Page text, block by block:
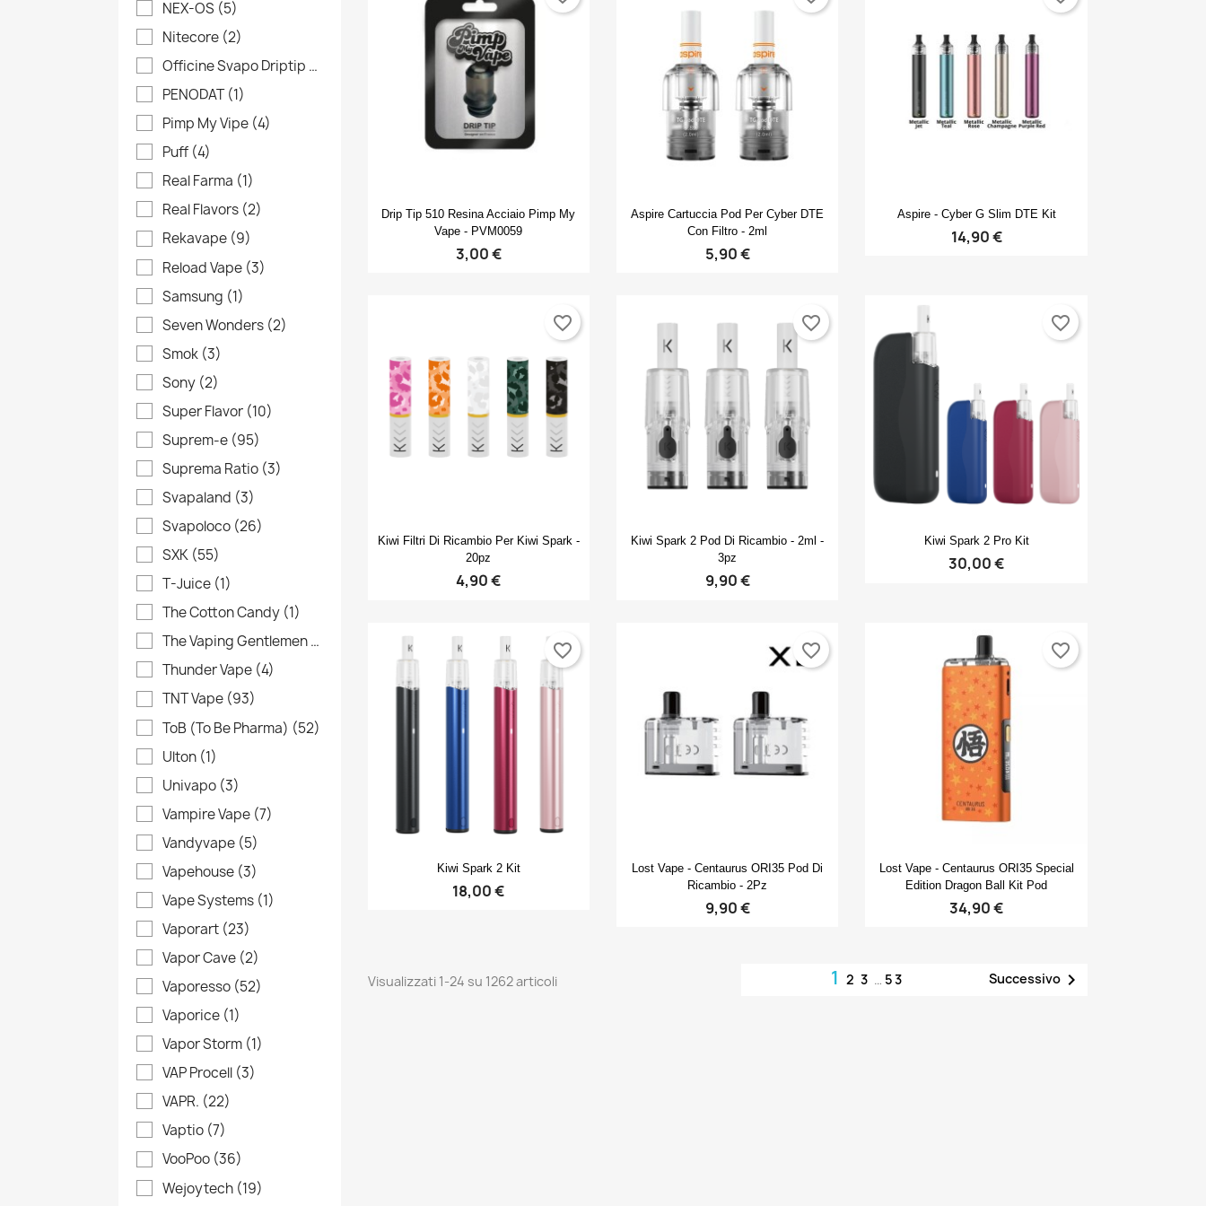
Create new list
Crea lista dei desideri
((cancelText)) Annulla Accedi
NEX-OS (5)
Nitecore (2)
Officine Svapo Driptip
(27)
PENODAT(1)
Pimp My Vipe (4)
Puff (4)
Real Farma (1)
Real Flavors (2)
Rekavape (9)
Reload Vape (3)
Samsung (1)
Seven Wonders (2)
Smok (3)
Sony (2)
Super Flavor (10)
Suprem-e (95)
Suprema Ratio (3)
Svapaland (3)
Svapoloco (26)
SXK (55)
T-Juice (1)
The Cotton Candy (1)
The Vaping Gentlemen Club
Thunder Vape (4)
TNT Vape (93)
ToB (To Be Pharma) (52)
Ulton (1)
Univapo (3)
Vampire Vape (7)
Vandyvape (5)
Vapehouse (3)
Vape Systems (1)
Vaporart (23)
Vapor Cave (2)
Vaporesso (52)
Vaporice (1)
Vapor Storm (1)
VAP Procell (3)
VAPR. (22)
Vaptio (7)
VooPoo (36)
Wejoytech (19)
Anteprima
Drip Tip 510 Resina Acciaio Pimp My
Vape - PVM0059
3,00 €
Anteprima
Aspire Cartuccia Pod Per Cyber DTE
Con Filtro - 2ml
5,90 €
Anteprima
Aspire - Cyber G Slim DTE Kit
14,90 €
Anteprima
Kiwi Filtri Di Ricambio Per Kiwi Spark -
20pz
4,90 €
favorite_border
 Anteprima
Kiwi Spark 2 Pod Di Ricambio - 2ml -
3pz
9,90 €
favorite_border
 Anteprima
Kiwi Spark 2 Pro Kit
30,00 €
favorite_border
Anteprima
Kiwi Spark 2 Kit
18,00 €
favorite_border
Anteprima
Lost Vape - Centaurus ORI35 Pod Di
Ricambio - 2Pz
9,90 €
favorite_border
Anteprima
Lost Vape - Centaurus ORI35 Special
Edition Dragon Ball Kit Pod
34,90 €
favorite_border
Visualizzati 1-24 su 1262 articoli 123 … 53 Successivo